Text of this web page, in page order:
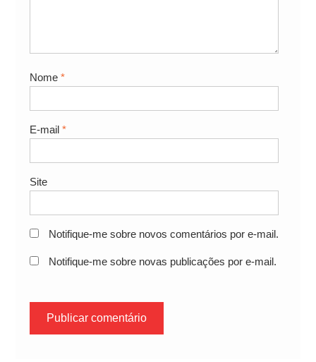
Nome *
E-mail *
Site
Notifique-me sobre novos comentários por e-mail.
Notifique-me sobre novas publicações por e-mail.